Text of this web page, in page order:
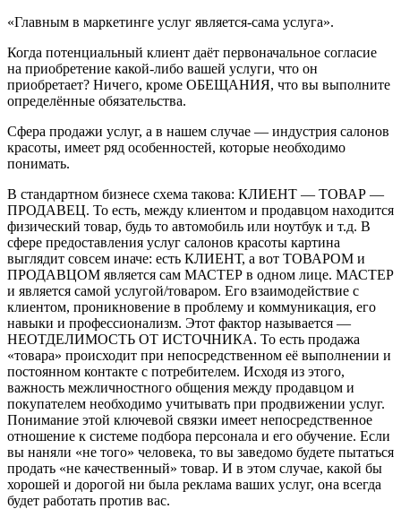
«Главным в маркетинге услуг является-сама услуга».
Когда потенциальный клиент даёт первоначальное согласие
на приобретение какой-либо вашей услуги, что он
приобретает? Ничего, кроме ОБЕЩАНИЯ, что вы выполните
определённые обязательства.
Сфера продажи услуг, а в нашем случае — индустрия салонов
красоты, имеет ряд особенностей, которые необходимо
понимать.
В стандартном бизнесе схема такова: КЛИЕНТ — ТОВАР —
ПРОДАВЕЦ. То есть, между клиентом и продавцом находится
физический товар, будь то автомобиль или ноутбук и т.д. В
сфере предоставления услуг салонов красоты картина
выглядит совсем иначе: есть КЛИЕНТ, а вот ТОВАРОМ и
ПРОДАВЦОМ является сам МАСТЕР в одном лице. МАСТЕР
и является самой услугой/товаром. Его взаимодействие с
клиентом, проникновение в проблему и коммуникация, его
навыки и профессионализм. Этот фактор называется —
НЕОТДЕЛИМОСТЬ ОТ ИСТОЧНИКА. То есть продажа
«товара» происходит при непосредственном её выполнении и
постоянном контакте с потребителем. Исходя из этого,
важность межличностного общения между продавцом и
покупателем необходимо учитывать при продвижении услуг.
Понимание этой ключевой связки имеет непосредственное
отношение к системе подбора персонала и его обучение. Если
вы наняли «не того» человека, то вы заведомо будете пытаться
продать «не качественный» товар. И в этом случае, какой бы
хорошей и дорогой ни была реклама ваших услуг, она всегда
будет работать против вас.